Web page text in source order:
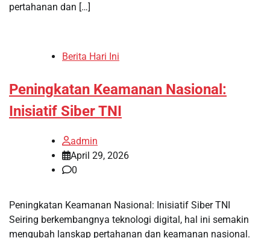
pertahanan dan […]
Berita Hari Ini
Peningkatan Keamanan Nasional:
Inisiatif Siber TNI
admin
April 29, 2026
0
Peningkatan Keamanan Nasional: Inisiatif Siber TNI
Seiring berkembangnya teknologi digital, hal ini semakin
mengubah lanskap pertahanan dan keamanan nasional.